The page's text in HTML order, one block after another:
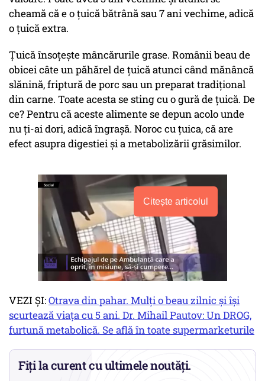
cheamă că e o țuică bătrână sau 7 ani vechime, adică
o țuică extra.
Țuică însoțește mâncărurile grase. Românii beau de
obicei câte un păhărel de țuică atunci când mănâncă
slănină, friptură de porc sau un preparat tradițional
din carne. Toate acesta se sting cu o gură de țuică. De
ce? Pentru că aceste alimente se depun acolo unde
nu ți-ai dori, adică îngrașă. Noroc cu țuica, că are
efect asupra digestiei și a metabolizării grăsimilor.
Citește articolul
VEZI ȘI:Otrava din pahar. Mulți o beau zilnic și își
scurtează viața cu 5 ani. Dr. Mihail Pautov: Un DROG,
furtună metabolică. Se află în toate supermarketurile
Fiți la curent cu ultimele noutăți.